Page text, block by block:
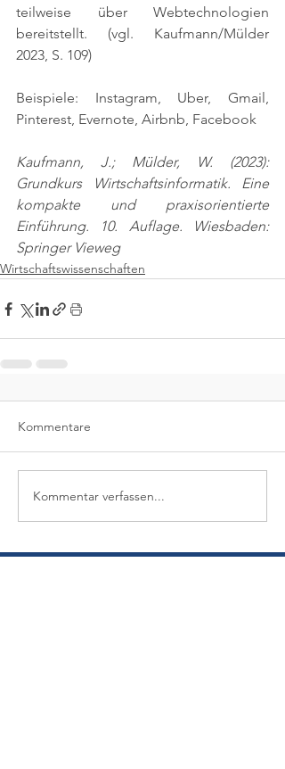
teilweise über Webtechnologien
bereitstellt. (vgl. Kaufmann/Mülder
2023, S. 109)
Beispiele: Instagram, Uber, Gmail,
Pinterest, Evernote, Airbnb, Facebook
Kaufmann, J.; Mülder, W. (2023):
Grundkurs Wirtschaftsinformatik. Eine
kompakte und praxisorientierte
Einführung. 10. Auflage. Wiesbaden:
Springer Vieweg
Wirtschaftswissenschaften
Kommentare
Kommentar verfassen...